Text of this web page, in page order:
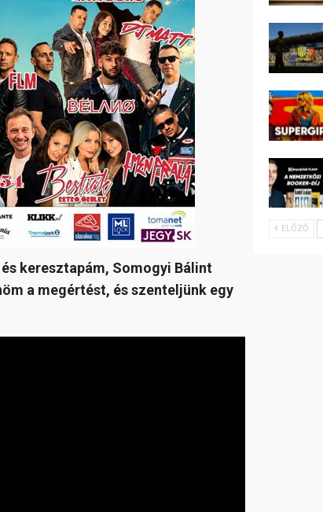
keresztapám, Somogyi Bálint
a megértést, és szenteljünk egy
ELŐZŐ